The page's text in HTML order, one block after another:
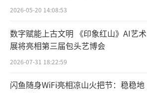
2026-05-20 14:08:53
数字赋能上古文明 《印象红山》AI艺术
展将亮相第三届包头艺博会
2026-07-31 18:22:59
闪鱼随身WiFi亮相凉山火把节：稳稳地